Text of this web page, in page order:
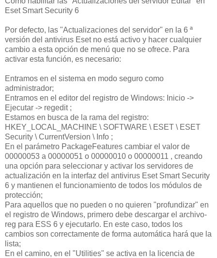
Eset Smart Security 6
Por defecto, las "Actualizaciones del servidor" en la 6 ª
versión del antivirus Eset no está activo y hacer cualquier
cambio a esta opción de menú que no se ofrece. Para
activar esta función, es necesario:
Entramos en el sistema en modo seguro como
administrador;
Entramos en el editor del registro de Windows: Inicio ->
Ejecutar -> regedit ;
Estamos en busca de la rama del registro:
HKEY_LOCAL_MACHINE \ SOFTWARE \ ESET \ ESET
Security \ CurrentVersion \ Info ;
En el parámetro PackageFeatures cambiar el valor de
00000053 a 00000051 o 00000010 o 00000011 , creando
una opción para seleccionar y activar los servidores de
actualización en la interfaz del antivirus Eset Smart Security
6 y mantienen el funcionamiento de todos los módulos de
protección;
Para aquellos que no pueden o no quieren "profundizar" en
el registro de Windows, primero debe descargar el archivo-
reg para ESS 6 y ejecutarlo. En este caso, todos los
cambios son correctamente de forma automática hará que la
lista;
En el camino, en el "Utilities" se activa en la licencia de